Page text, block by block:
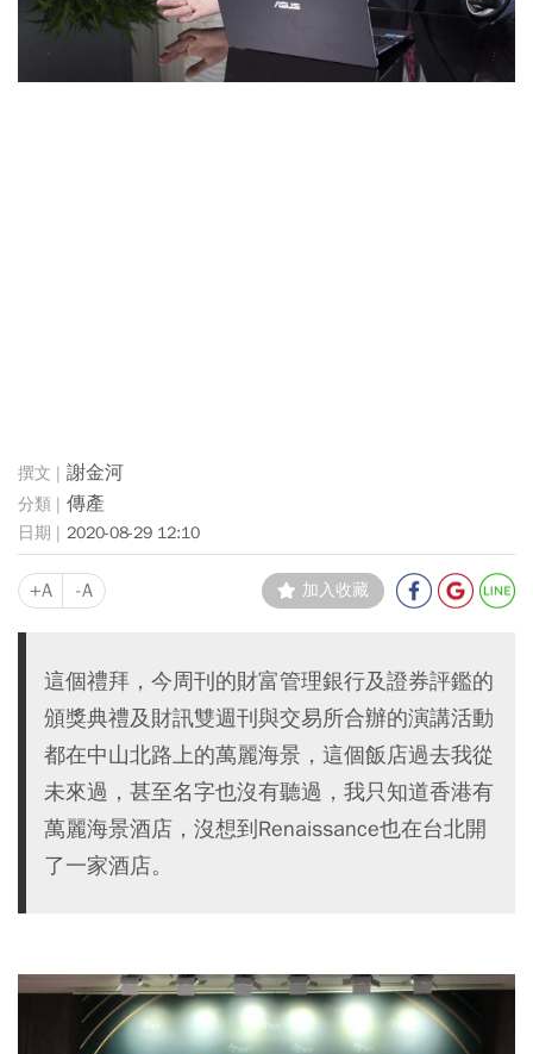
謝金河
傳產
2020-08-29 12:10
+A -A 加入收藏
這個禮拜，今周刊的財富管理銀行及證券評鑑的
頒獎典禮及財訊雙週刊與交易所合辦的演講活動
都在中山北路上的萬麗海景，這個飯店過去我從
未來過，甚至名字也沒有聽過，我只知道香港有
萬麗海景酒店，沒想到Renaissance也在台北開
了一家酒店。